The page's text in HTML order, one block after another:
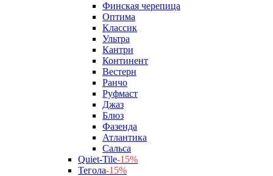
Финская черепица
Оптима
Классик
Ультра
Кантри
Континент
Вестерн
Ранчо
Руфмаст
Джаз
Блюз
Фазенда
Атлантика
Сальса
Quiet-Tile-15%
Тегола-15%